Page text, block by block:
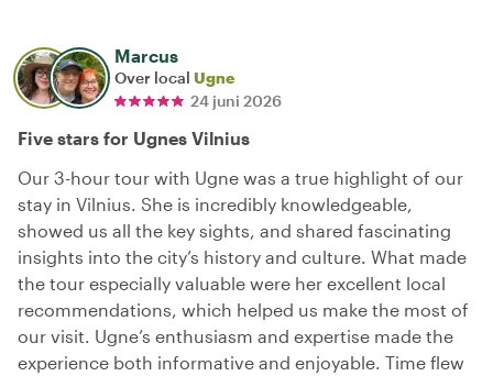
Marcus
Over local Ugne
24 juni 2026
Five stars for Ugnes Vilnius
Our 3-hour tour with Ugne was a true highlight of our
stay in Vilnius. She is incredibly knowledgeable,
showed us all the key sights, and shared fascinating
insights into the city’s history and culture. What made
the tour especially valuable were her excellent local
recommendations, which helped us make the most of
our visit. Ugne’s enthusiasm and expertise made the
experience both informative and enjoyable. Time flew